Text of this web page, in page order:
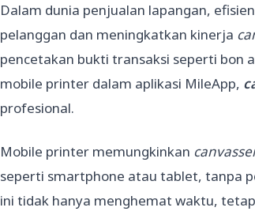
Dalam dunia penjualan lapangan,
pelanggan dan meningkatkan kinerja
pencetakan bukti transaksi seperti bon
mobile printer dalam aplikasi MileApp,
profesional.
Mobile printer memungkinkan
seperti smartphone atau tablet, tanpa
ini tidak hanya menghemat waktu,